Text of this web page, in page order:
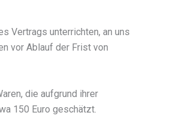
Vertrags unterrichten, an uns
vor Ablauf der Frist von
die aufgrund ihrer
150 Euro geschätzt.